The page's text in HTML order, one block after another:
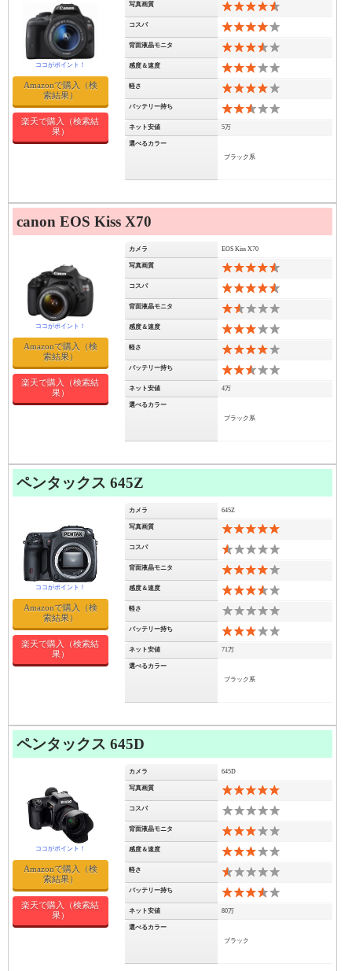
写真画質
コスパ
背面液晶モニタ
感度＆速度
軽さ
バッテリー持ち
ネット安値 5万
選べるカラー
ブラック系
Amazonで購入（検
索結果）
楽天で購入（検索結
果）
canon EOS Kiss X70
カメラ EOS Kiss X70
写真画質
コスパ
背面液晶モニタ
感度＆速度
軽さ
バッテリー持ち
ネット安値 4万
選べるカラー
ブラック系
Amazonで購入（検
索結果）
楽天で購入（検索結
果）
ペンタックス 645Z
カメラ 645Z
写真画質
コスパ
背面液晶モニタ
感度＆速度
軽さ
バッテリー持ち
ネット安値 71万
選べるカラー
ブラック系
Amazonで購入（検
索結果）
楽天で購入（検索結
果）
ペンタックス 645D
カメラ 645D
写真画質
コスパ
背面液晶モニタ
感度＆速度
軽さ
バッテリー持ち
ネット安値 80万
選べるカラー
ブラック
Amazonで購入（検
索結果）
楽天で購入（検索結
果）